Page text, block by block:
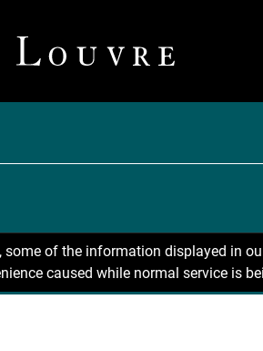
of the information displayed in
caused while normal service is